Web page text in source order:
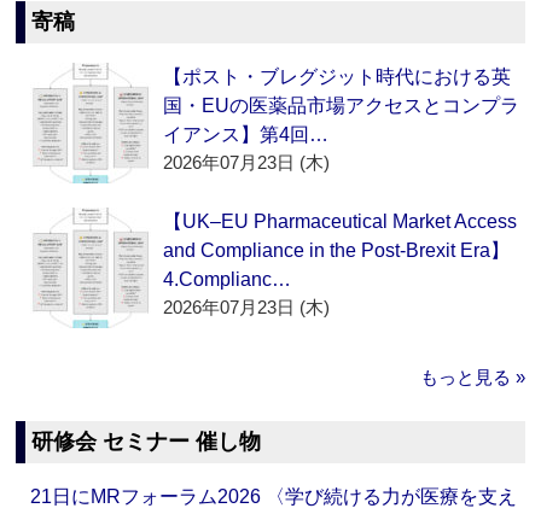
寄稿
【ポスト・ブレグジット時代における英
国・EUの医薬品市場アクセスとコンプラ
イアンス】第4回…
2026年07月23日 (木)
【UK–EU Pharmaceutical Market Access
and Compliance in the Post-Brexit Era】
4.Complianc…
2026年07月23日 (木)
もっと見る »
研修会 セミナー 催し物
21日にMRフォーラム2026 〈学び続ける力が医療を支え